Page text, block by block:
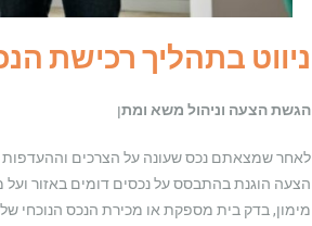
ניווט בתהליך רכישת
הגשת הצעה וניהול משא ומתן
לאחר שמצאתם נכס שעונה על הצרכים וההעדפות
הצעה הוגנת בהתבסס על נכסים דומים באזור ועל
מימון, בדק בית מספקת או מכירת הנכס הנוכחי